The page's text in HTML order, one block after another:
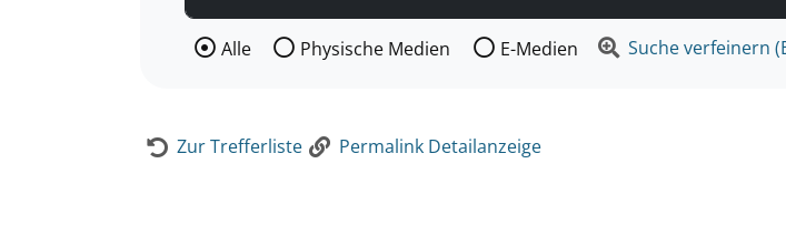
Wählen Sie die Medienart nach der Sie suchen wollen.
Alle Physische Medien E-Medien Suche verfeinern
Zur Trefferliste Permalink Detailanzeige